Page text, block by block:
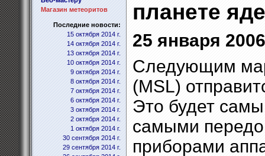
Магазин метеоритов
Последние новости:
15 октября 2014 г.
14 октября 2014 г.
13 октября 2014 г.
10 октября 2014 г.
9 октября 2014 г.
8 октября 2014 г.
7 октября 2014 г.
6 октября 2014 г.
3 октября 2014 г.
2 октября 2014 г.
1 октября 2014 г.
30 сентября 2014 г.
29 сентября 2014 г.
планете
25 января
Следующим
(MSL)
Это будет
самыми
приборами